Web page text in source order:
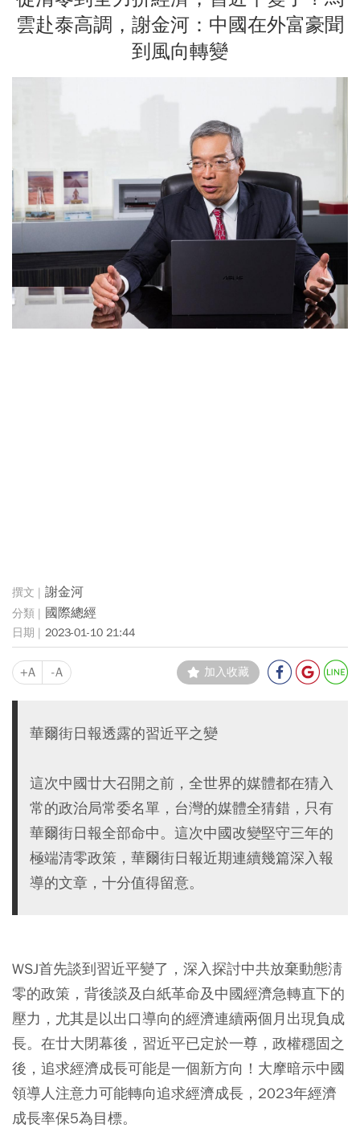
雲赴泰高調，謝金河：中國在外富豪聞
到風向轉變
謝金河
國際總經
2023-01-10 21:44
+A -A 加入收藏
華爾街日報透露的習近平之變
這次中國廿大召開之前，全世界的媒體都在猜入
常的政治局常委名單，台灣的媒體全猜錯，只有
華爾街日報全部命中。這次中國改變堅守三年的
極端清零政策，華爾街日報近期連續幾篇深入報
導的文章，十分值得留意。
WSJ首先談到習近平變了，深入探討中共放棄動態淸
零的政策，背後談及白紙革命及中國經濟急轉直下的
壓力，尤其是以出口導向的經濟連續兩個月出現負成
長。在廿大閉幕後，習近平已定於一尊，政權穩固之
後，追求經濟成長可能是一個新方向！大摩暗示中國
領導人注意力可能轉向追求經濟成長，2023年經濟
成長率保5為目標。